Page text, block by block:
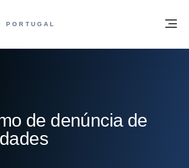
COFACE FOR TRADE - HOMEPAGE DO
PORTUGAL
de denúncia de